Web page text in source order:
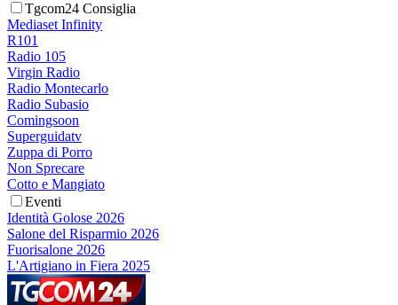
Tgcom24 Consiglia
Mediaset Infinity
R101
Radio 105
Virgin Radio
Radio Montecarlo
Radio Subasio
Comingsoon
Superguidatv
Zuppa di Porro
Non Sprecare
Cotto e Mangiato
Eventi
Identità Golose 2026
Salone del Risparmio 2026
Fuorisalone 2026
L'Artigiano in Fiera 2025